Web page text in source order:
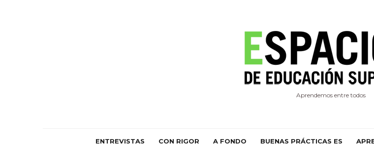
Aprendemos entre todos
ENTREVISTAS CON RIGOR A FONDO BUENAS PRÁCTICAS ES